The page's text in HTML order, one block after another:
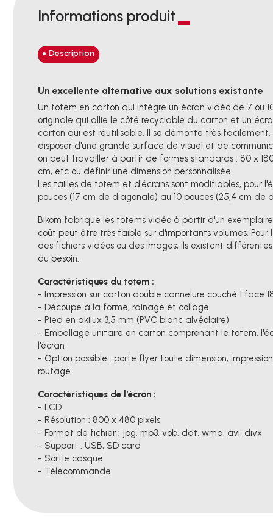
Informations produit
Description
Un excellente alternative aux solutions existante
Un totem en carton qui intègre un écran vidéo de 7 ou
originale qui allie le côté recyclable du carton et un
carton qui est réutilisable. Il se démonte très
disposer d'une grande surface de visuel et de
on peut travailler à partir de formes standards : 80 x
cm, etc ou définir une dimension personnalisée.
Les tailles de totem et d'écrans sont modifiables, pour
pouces (17 cm de diagonale) au 10 pouces (25,4 cm de
Bikom fabrique les totems vidéo à partir d'un
coût peut être très faible sur d'importants volumes. Pour
des fichiers vidéos ou des images, ils existent
du besoin.
Caractéristiques du totem :
- Impression sur carton double cannelure couché 1 face
- Découpe à la forme, rainage et collage
- Pied en akilux 3,5 mm (PVC blanc alvéolaire)
- Emballage unitaire en carton comprenant le totem,
l'écran
- Option possible : porte flyer toute dimension,
routage
Caractéristiques de l'écran :
- LCD
- Résolution : 800 x 480 pixels
- Format de fichier : jpg, mp3, vob, dat, wma, avi, divx
- Support : USB, SD card
- Sortie casque
- Télécommande